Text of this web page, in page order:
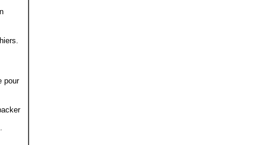
pour